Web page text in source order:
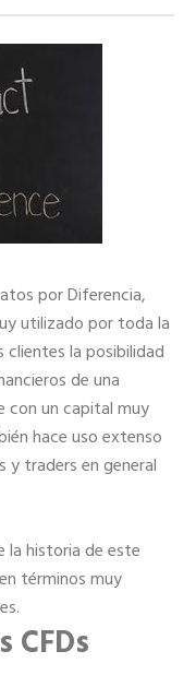
por Diferencia,
utilizado por toda la
la posibilidad
de una
con un capital muy
hace uso extenso
y traders en general
la historia de este
términos muy
CFDs